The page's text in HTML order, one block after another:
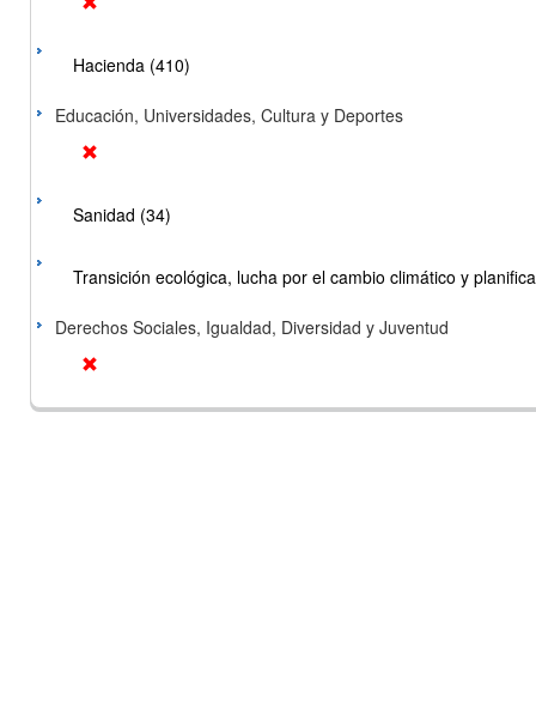
Hacienda (410)
Educación, Universidades, Cultura y Deportes
Sanidad (34)
Transición ecológica, lucha por el cambio climático y
Derechos Sociales, Igualdad, Diversidad y Juventud